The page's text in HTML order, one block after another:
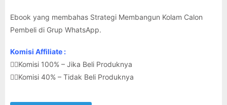
Ebook yang membahas Strategi Membangun Kolam Calon
Pembeli di Grup WhatsApp.
Komisi Affiliate :
👉🏽Komisi 100% – Jika Beli Produknya
👉🏽Komisi 40% – Tidak Beli Produknya